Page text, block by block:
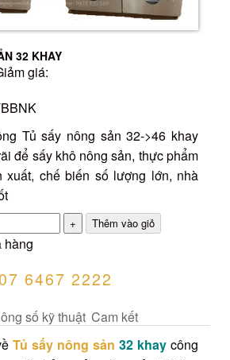
32 KHAY
giá:
Tủ sấy nông sản 32->46 khay
để sấy khô nông sản, thực phẩm
xuất, chế biến số lượng lớn, nhà
hàng
6467 2222
số kỹ thuật Cam kết
Tủ sấy nông sản 32 khay công